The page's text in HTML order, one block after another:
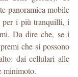
panoramica mobile
per i più tranquilli, i
Da dire che, se i
che si possono
dai cellulari alle
minimoto.